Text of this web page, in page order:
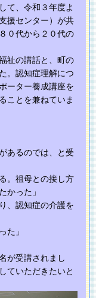
て、令和３年度よ
援センター）が共
０代から２０代の
祉の講話と、町の
。認知症理解につ
ーター養成講座を
ことを兼ねていま
あるのでは、と受
。祖母との接し方
かった」
、認知症の介護を
た」
が受講されまし
ていただきたいと